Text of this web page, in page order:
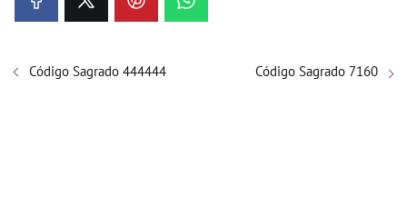
Código Sagrado 444444 Código Sagrado 7160